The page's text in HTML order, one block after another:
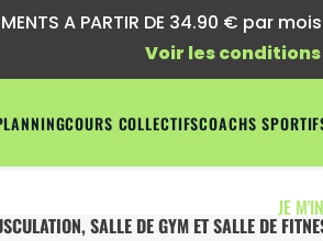
A PARTIR DE 34.90 € par
Voir les
COURS COLLECTIFSCOACHS
JE
SALLE DE GYM ET SALLE DE